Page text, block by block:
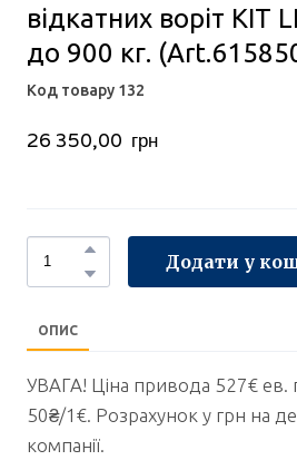
відкатних воріт KIT
до 900 кг.
Код товару 132
26 350,00  грн
Додати у
ОПИС
УВАГА! Ціна привода 527€ ев.
50₴/1€. Розрахунок у грн на
компанії.